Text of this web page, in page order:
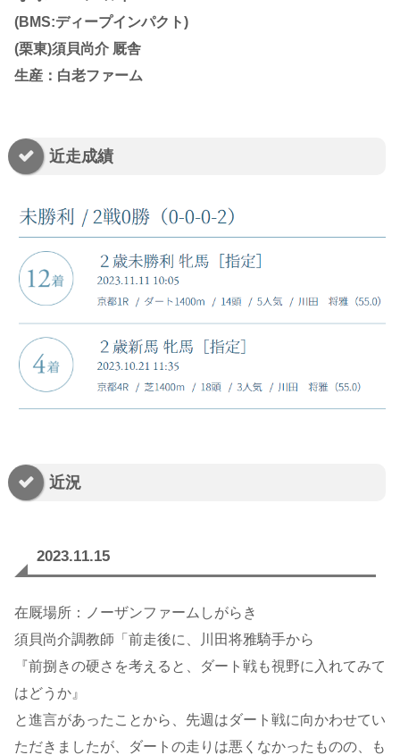
(BMS:ディープインパクト)
(栗東)須貝尚介 厩舎
生産：白老ファーム
近走成績
近況
2023.11.15
在厩場所：ノーザンファームしがらき
須貝尚介調教師「前走後に、川田将雅騎手から
『前捌きの硬さを考えると、ダート戦も視野に入れてみて
はどうか』
と進言があったことから、先週はダート戦に向かわせてい
ただきましたが、ダートの走りは悪くなかったものの、も